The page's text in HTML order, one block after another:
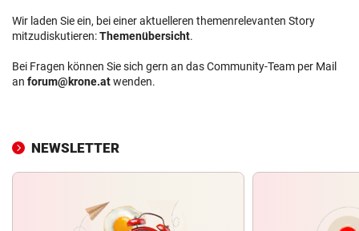
Wir laden Sie ein, bei einer aktuelleren themenrelevanten Story
mitzudiskutieren:Themenübersicht.
Bei Fragen können Sie sich gern an das Community-Team per Mail
an forum@krone.atwenden.
NEWSLETTER